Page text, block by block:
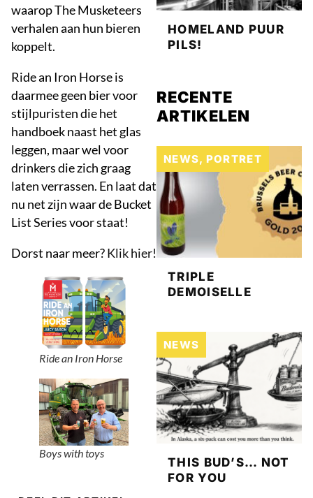
waarop The Musketeers
verhalen aan hun bieren
koppelt.
Ride an Iron Horse is
daarmee geen bier voor
stijlpuristen die het
handboek naast het glas
leggen, maar wel voor
drinkers die zich graag
laten verrassen. En laat dat
nu net zijn waar de Bucket
List Series voor staat!
Dorst naar meer?Klik hier!
Ride an Iron Horse
Boys with toys
HOMELAND PUUR
PILS!
RECENTE
ARTIKELEN
NEWS, PORTRET
TRIPLE
DEMOISELLE
NEWS
THIS BUD’S… NOT
FOR YOU